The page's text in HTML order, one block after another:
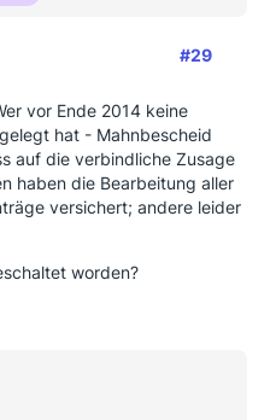
#29
vor Ende 2014 keine
hat - Mahnbescheid
auf die verbindliche Zusage
haben die Bearbeitung aller
versichert; andere leider
worden?